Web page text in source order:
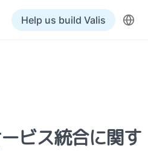
Help us build Valis
ビス統合に関す